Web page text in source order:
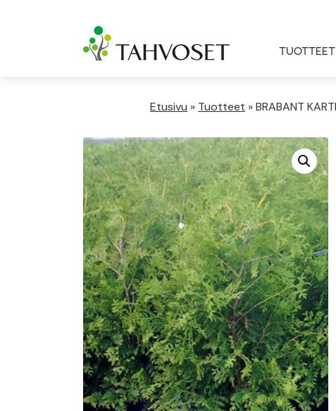
TUOTTEET
Etusivu » Tuotteet »BRABANT